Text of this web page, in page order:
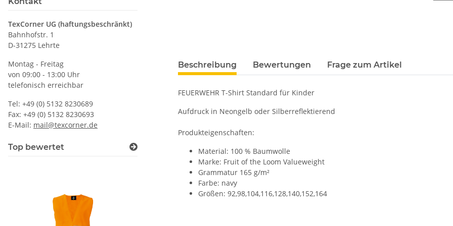
Beschreibung Bewertungen Frage zum Artikel
FEUERWEHR T-Shirt Standard für Kinder
Aufdruck in Neongelb oder Silberreflektierend
Produkteigenschaften:
Material: 100 % Baumwolle
Marke: Fruit of the Loom Valueweight
Grammatur 165 g/m²
Farbe: navy
Größen: 92,98,104,116,128,140,152,164
TexCorner UG (haftungsbeschränkt)
Bahnhofstr. 1
D-31275 Lehrte
Montag - Freitag
von 09:00 - 13:00 Uhr
telefonisch erreichbar
Tel: +49 (0) 5132 8230689
Fax: +49 (0) 5132 8230693
E-Mail: mail@texcorner.de
Top bewertet